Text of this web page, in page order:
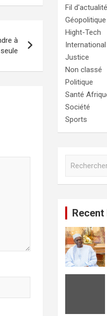
à
Fil d'actualité
Géopolitique
Hight-Tech
International
Justice
Non classé
Politique
Santé
Société
Sports
c
h
e
r